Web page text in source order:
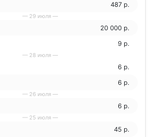
487 р.
— 29 июля —
20 000 р.
9 р.
— 28 июля —
6 р.
6 р.
— 26 июля —
6 р.
— 25 июля —
45 р.